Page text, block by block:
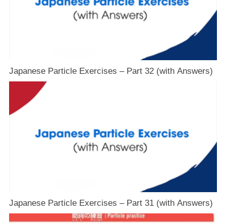
Japanese Particle Exercises – Part 32 (with Answers)
Japanese Particle Exercises – Part 31 (with Answers)